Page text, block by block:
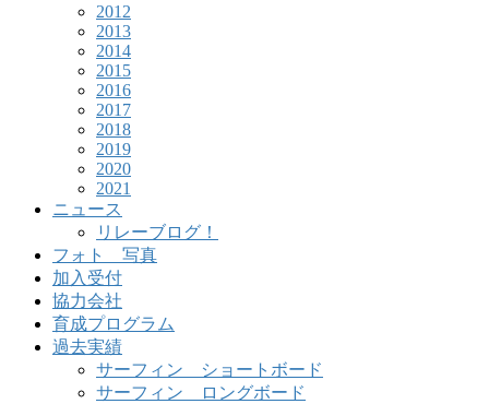
2012
2013
2014
2015
2016
2017
2018
2019
2020
2021
ニュース
リレーブログ！
フォト 写真
加入受付
協力会社
育成プログラム
過去実績
サーフィン ショートボード
サーフィン ロングボード